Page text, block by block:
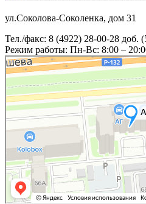
ул.Соколова-Соколенка, дом 31
Тел./факс: 8 (4922) 28-00-28 доб.
Режим работы: Пн-Вс: 8:00 –